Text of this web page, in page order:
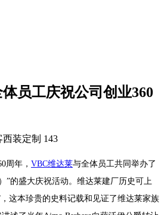
员工庆祝公司创业360
西装定制 143
周年， VBC维达莱与全体员工共同举办了
”的盛大庆祝活动。维达莱建厂历史可上
这本珍贵的史料记载和见证了维达莱家族